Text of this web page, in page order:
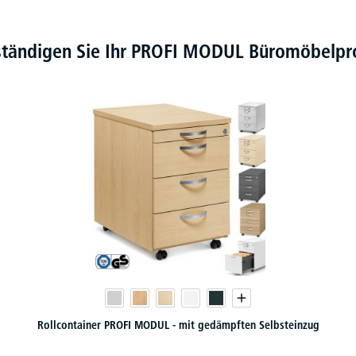
Sie Ihr PROFI MODUL
Rollcontainer PROFI MODUL - mit gedämpften Selbsteinzug